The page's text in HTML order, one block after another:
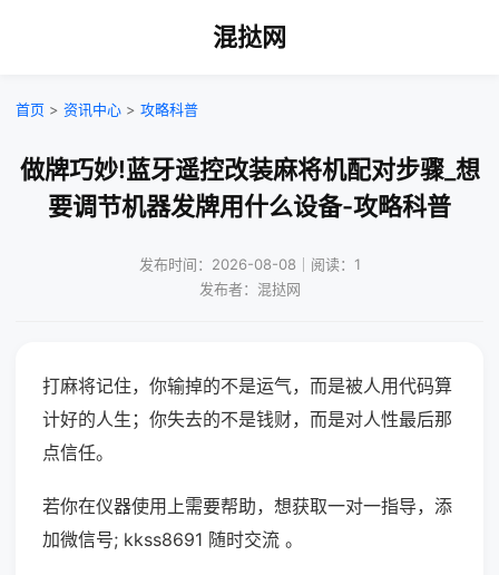
混挞网
首页 > 资讯中心 > 攻略科普
做牌巧妙!蓝牙遥控改装麻将机配对步骤_想
要调节机器发牌用什么设备-攻略科普
发布时间：2026-08-08｜阅读：1
发布者：混挞网
打麻将记住，你输掉的不是运气，而是被人用代码算
计好的人生；你失去的不是钱财，而是对人性最后那
点信任。
若你在仪器使用上需要帮助，想获取一对一指导，添
加微信号; kkss8691 随时交流 。